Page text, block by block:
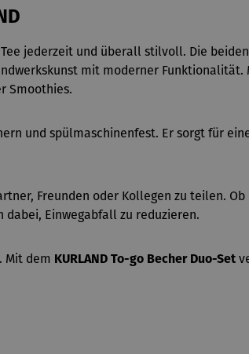
jederzeit und überall stilvoll. Die
mit moderner Funktionalität.
Smoothies.
und spülmaschinenfest. Er sorgt für
Freunden oder Kollegen zu teilen.
Einwegabfall zu reduzieren.
Mit dem KURLAND To-go Becher Duo-Set